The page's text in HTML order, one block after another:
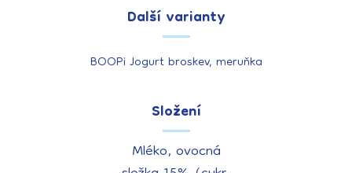
Další varianty
BOOPi Jogurt broskev, meruňka
Složení
Mléko, ovocná